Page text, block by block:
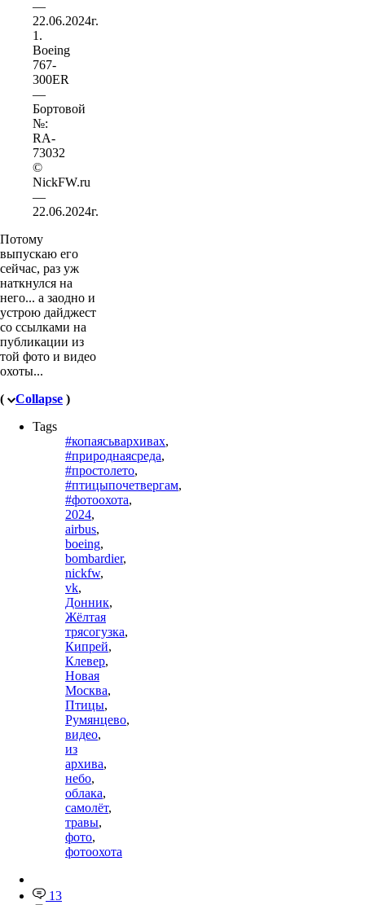
1.
Boeing
767-
300ER
—
Бортовой
№:
RA-
73032
©
NickFW.ru
—
22.06.2024г.
Потому
выпускаю его
сейчас, раз уж
наткнулся на
него... а заодно и
устрою дайджест
со ссылками на
публикации из
той фото и видео
охоты...
(
Collapse )
Tags
#копаясьвархивах,
#природнаясреда,
#простолето,
#птицыпочетвергам,
#фотоохота,
2024,
airbus,
boeing,
bombardier,
nickfw,
vk,
Донник,
Жёлтая
трясогузка,
Кипрей,
Клевер,
Новая
Москва,
Птицы,
Румянцево,
видео,
из
архива,
небо,
облака,
самолёт,
травы,
фото,
фотоохота
13